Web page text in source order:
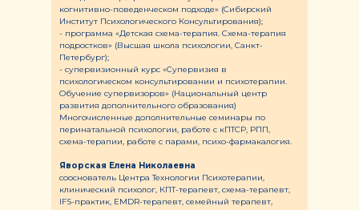
когнитивно-поведенческом подходе» (Сибирский
Институт Психологического Консультирования);
- программа «Детская схема-терапия. Схема-терапия
подростков» (Высшая школа психологии, Санкт-
Петербург);
- супервизионный курс «Супервизия в
психологическом консультировании и психотерапии.
Обучение супервизоров» (Национальный центр
развития дополнительного образования)
Многочисленные дополнительные семинары по
перинатальной психологии, работе с кПТСР, РПП,
схема-терапии, работе с парами, психо-фармакалогия.
Яворская Елена Николаевна
сооснователь Центра Технологии Психотерапии,
клинический психолог, КПТ-терапевт, схема-терапевт,
IFS-практик, EMDR-терапевт, семейный терапевт,